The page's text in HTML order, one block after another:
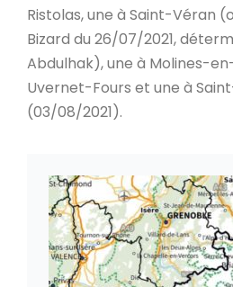
Ristolas, une à Saint-Véran
Bizard du 26/07/2021,
Abdulhak), une à Molines-
Uvernet-Fours et une à
(03/08/2021).